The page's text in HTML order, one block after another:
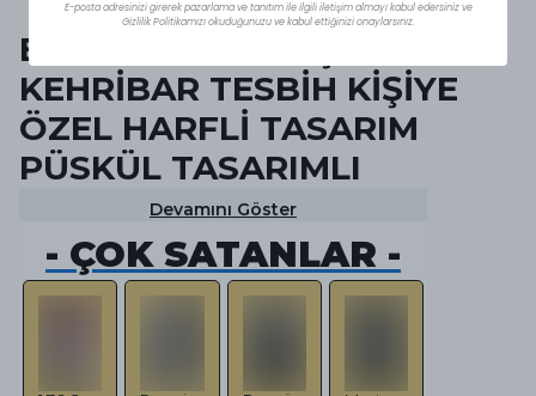
BEYZİ Model ATEŞ
KEHRİBAR TESBİH KİŞİYE
ÖZEL HARFLİ TASARIM
PÜSKÜL TASARIMLI
Devamını Göster
- ÇOK SATANLAR -
E-posta adresinizi girerek pazarlama ve tanıtım ile ilgili iletişim almayı kabul edersiniz ve
Gizlilik Politikamızı okuduğunuzu ve kabul ettiğinizi onaylarsınız.